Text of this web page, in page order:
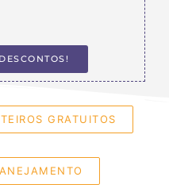
GRATUITOS